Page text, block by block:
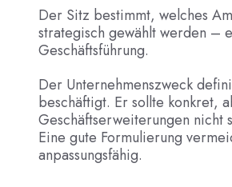
Der Sitz bestimmt, welches
strategisch gewählt werden –
Geschäftsführung.
Der Unternehmenszweck
beschäftigt. Er sollte konkret,
Geschäftserweiterungen nicht
Eine gute Formulierung
anpassungsfähig.